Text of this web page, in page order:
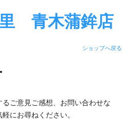
青木蒲鉾店
ショップへ戻る
ご意見ご感想、お問い合わせな
にお尋ねください。